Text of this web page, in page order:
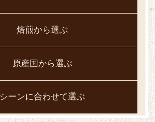
焙煎から選ぶ
原産国から選ぶ
シーンに合わせて選ぶ